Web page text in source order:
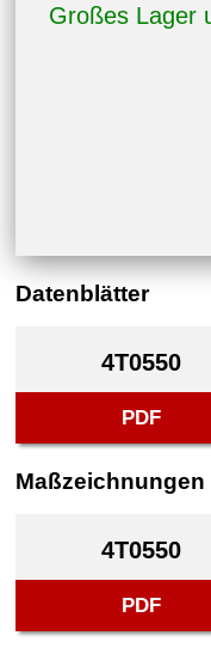
Großes Lager
Datenblätter
4T0550
PDF
Maßzeichnungen
4T0550
PDF